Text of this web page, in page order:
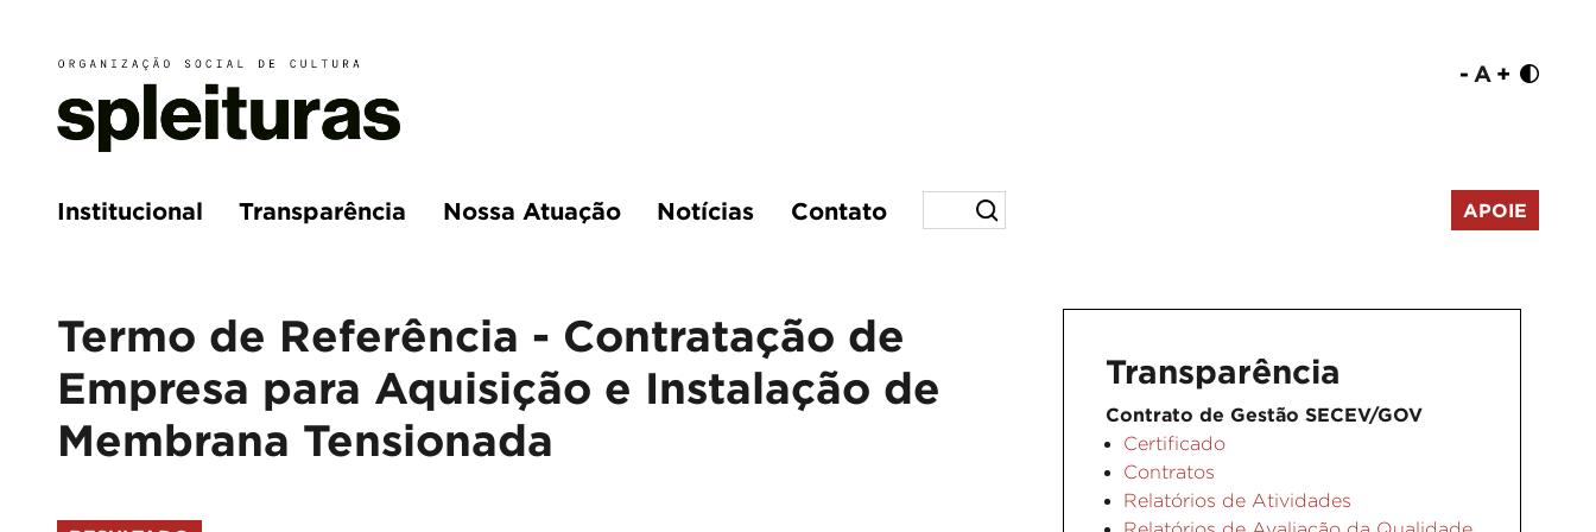
- A +
Institucional Transparência Nossa Atuação Notícias Contato APOIE
Termo de Referência - Contratação de
Empresa para Aquisição e Instalação de
Membrana Tensionada
Transparência
Contrato de Gestão SECEV/GOV
Certificado
Contratos
Relatórios de Atividades